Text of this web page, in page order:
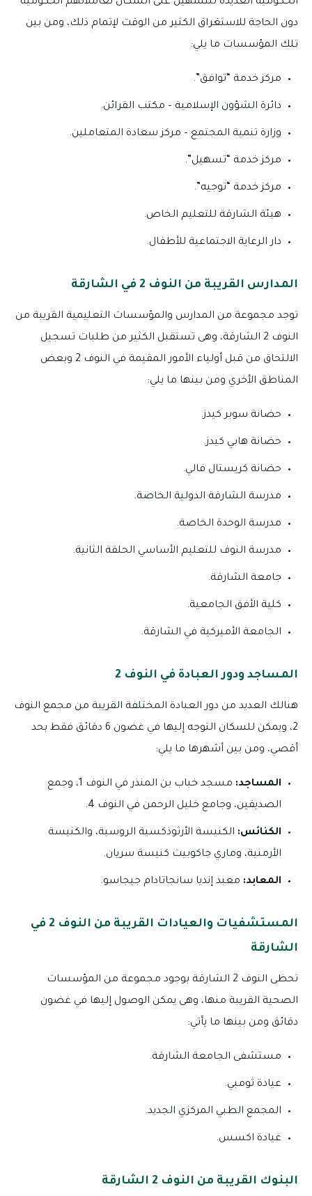
دون الحاجة للاستغراق الكثير من الوقت لإتمام ذلك، ومن بين
تلك المؤسسات ما يلي:
مركز خدمة “توافق”.
دائرة الشؤون الإسلامية – مكتب القرائن.
وزارة تنمية المجتمع – مركز سعادة المتعاملين.
مركز خدمة “تسهيل”.
مركز خدمة “توجيه”.
هيئة الشارقة للتعليم الخاص.
دار الرعاية الاجتماعية للأطفال.
المدارس القريبة من النوف 2 في الشارقة
توجد مجموعة من المدارس والمؤسسات التعليمية القريبة من
النوف 2 الشارقة، وهى تستقبل الكثير من طلبات تسجيل
الالتحاق من قبل أولياء الأمور المقيمة في النوف 2 وبعض
المناطق الأخري ومن بينها ما يلي:
حضانة سوبر كيدز.
حضانة هابي كيدز.
حضانة كريستال فالي.
مدرسة الشارقة الدولية الخاصة.
مدرسة الوحدة الخاصة.
مدرسة النوف للتعليم الأساسي الحلقة الثانية.
جامعة الشارقة.
كلية الأفق الجامعية.
الجامعة الأميركية في الشارقة.
المساجد ودور العبادة في النوف 2
هنالك العديد من دور العبادة المختلفة القريبة من مجمع النوف
2، ويمكن للسكان التوجه إليها في غضون 6 دقائق فقط بحد
أقصي، ومن بين أشهرها ما يلي:
المساجد:
مسجد خباب بن المنذر في النوف 1، وجمع
الصديقين، وجامع خليل الرحمن في النوف 4.
الكنائس: الكنيسة الأرثوذكسية الروسية، والكنيسة
الأرمنية، وماري جاكوبيت كنيسة سريان.
المعابد: معبد إنديا سانجاتادام جيجاسو.
المستشفيات والعيادات القريبة من النوف 2 في
الشارقة
تحظى النوف 2 الشارقة بوجود مجموعة من المؤسسات
الصحية القريبة منها، وهى يمكن الوصول إليها في غضون
دقائق ومن بينها ما يأتي:
مستشفى الجامعة الشارقة.
عيادة ثومبي.
المجمع الطبي المركزي الجديد.
عيادة اكسس.
البنوك القريبة من النوف 2 الشارقة